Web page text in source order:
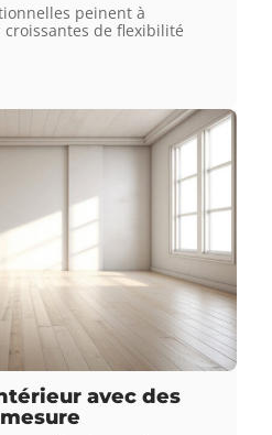
peinent à
de flexibilité
avec des